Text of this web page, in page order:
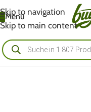
Skip to navigation
Skip to main content
Menü